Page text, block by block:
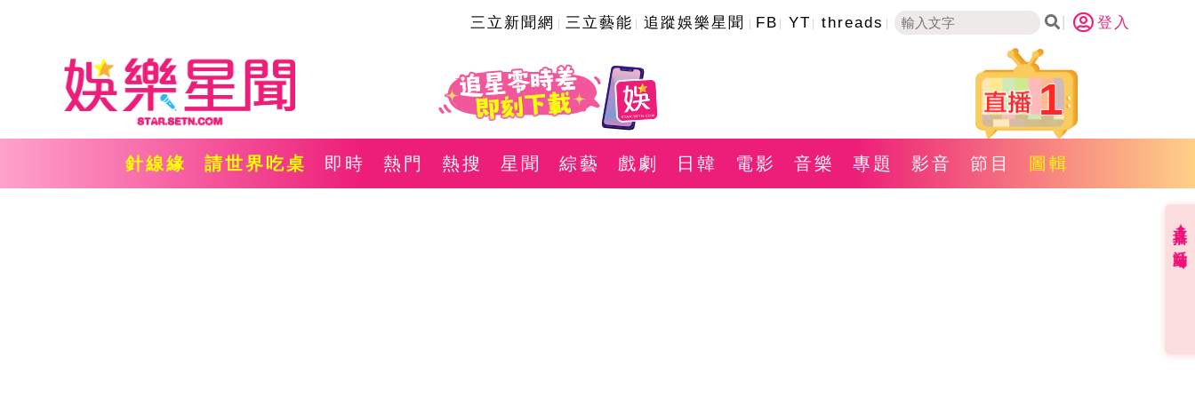
三立新聞網 三立藝能 追蹤娛樂星聞 FB YT threads 登入
1
針線緣 請世界吃桌 即時 熱門 熱搜 星聞 綜藝 戲劇 日韓 電影 音樂 專題 影音 節目 圖輯
直播✦活動